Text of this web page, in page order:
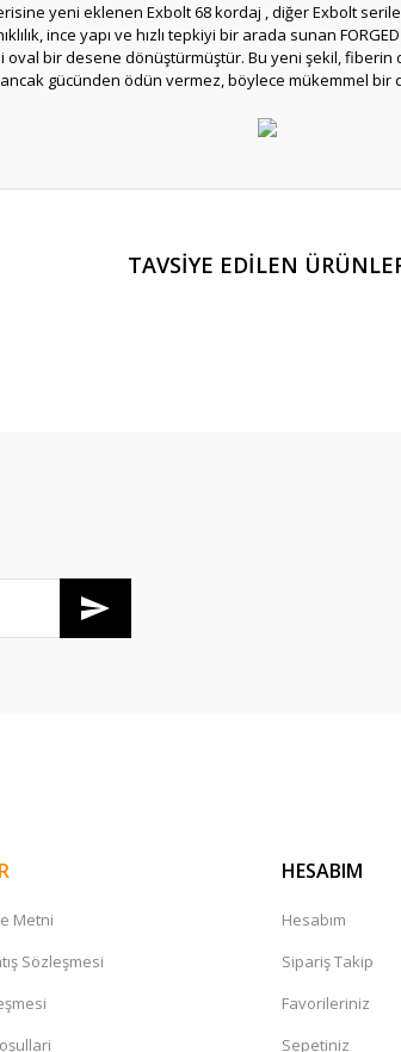
yeni eklenen Exbolt 68 kordaj , diğer Exbolt
ince yapı ve hızlı tepkiyi bir arada sunan
oval bir desene dönüştürmüştür. Bu yeni şekil,
gücünden ödün vermez, böylece mükemmel
Bu ürüne ilk yorumu siz yapın!
TAVSİYE EDİLEN
Metni
Sözleşmesi
HESABIM
Hesabım
Sipariş Takip
Favorileriniz
Sepetiniz